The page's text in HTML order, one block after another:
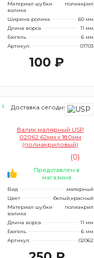
Материал шубки
валика
полиакрил
Ширина ролика
60 мм
Длина ворса
11 мм
Бюгель
6 мм
Артикул:
01703
100 ₽
Доставка сегодня
Валик малярный USP
02062 62мм х 180мм
(полиакриловый)
(0)
Представлен в
магазине
Вид
малярный
Цвет
белый,красный
Материал шубки
валика
полиакрил
Длина ворса
11 мм
Бюгель
6 мм
Артикул:
02062